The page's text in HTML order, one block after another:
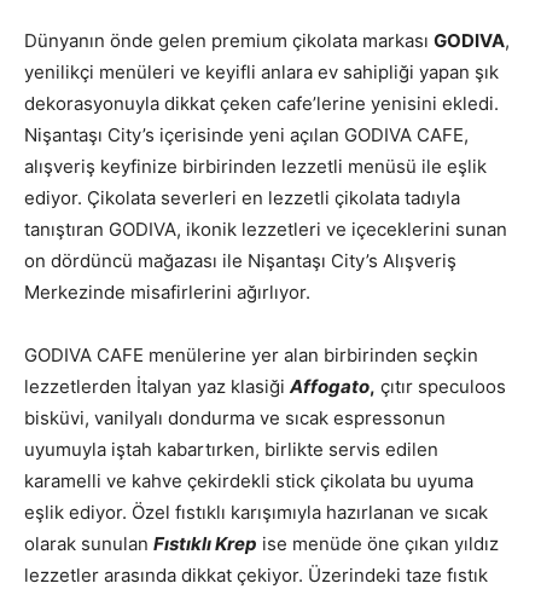
Dünyanın önde gelen premium çikolata markası GODIVA,
yenilikçi menüleri ve keyifli anlara ev sahipliği yapan şık
dekorasyonuyla dikkat çeken cafe’lerine yenisini ekledi.
Nişantaşı City’s içerisinde yeni açılan GODIVA CAFE,
alışveriş keyfinize birbirinden lezzetli menüsü ile eşlik
ediyor. Çikolata severleri en lezzetli çikolata tadıyla
tanıştıran GODIVA, ikonik lezzetleri ve içeceklerini sunan
on dördüncü mağazası ile Nişantaşı City’s Alışveriş
Merkezinde misafirlerini ağırlıyor.
GODIVA CAFE menülerine yer alan birbirinden seçkin
lezzetlerden İtalyan yaz klasiği Affogato, çıtır speculoos
bisküvi, vanilyalı dondurma ve sıcak espressonun
uyumuyla iştah kabartırken, birlikte servis edilen
karamelli ve kahve çekirdekli stick çikolata bu uyuma
eşlik ediyor. Özel fıstıklı karışımıyla hazırlanan ve sıcak
olarak sunulan Fıstıklı Krep ise menüde öne çıkan yıldız
lezzetler arasında dikkat çekiyor. Üzerindeki taze fıstık